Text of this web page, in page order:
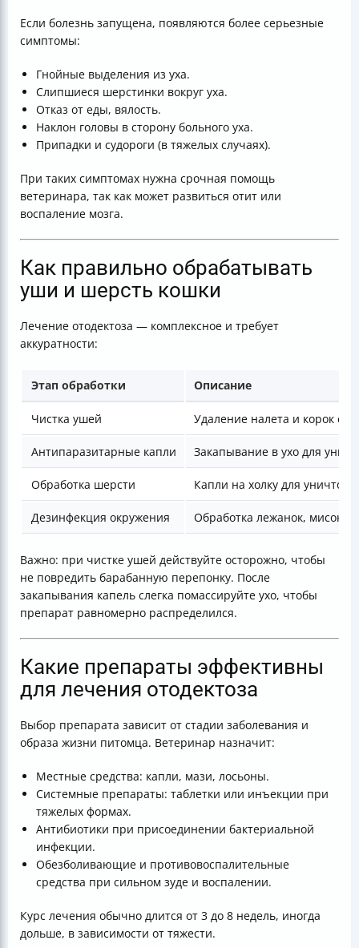
Если болезнь запущена, появляются более серьезные
симптомы:
Гнойные выделения из уха.
Слипшиеся шерстинки вокруг уха.
Отказ от еды, вялость.
Наклон головы в сторону больного уха.
Припадки и судороги (в тяжелых случаях).
При таких симптомах нужна срочная помощь
ветеринара, так как может развиться отит или
воспаление мозга.
Как правильно обрабатывать
уши и шерсть кошки
Лечение отодектоза — комплексное и требует
аккуратности:
Этап обработки Описание
Чистка ушей Удаление налета и корок с
Антипаразитарные капли Закапывание в ухо для
Обработка шерсти Капли на холку для
Дезинфекция окружения Обработка лежанок, мисок,
Важно: при чистке ушей действуйте осторожно, чтобы
не повредить барабанную перепонку. После
закапывания капель слегка помассируйте ухо, чтобы
препарат равномерно распределился.
Какие препараты эффективны
для лечения отодектоза
Выбор препарата зависит от стадии заболевания и
образа жизни питомца. Ветеринар назначит:
Местные средства: капли, мази, лосьоны.
Системные препараты: таблетки или инъекции при
тяжелых формах.
Антибиотики при присоединении бактериальной
инфекции.
Обезболивающие и противовоспалительные
средства при сильном зуде и воспалении.
Курс лечения обычно длится от 3 до 8 недель, иногда
дольше, в зависимости от тяжести.